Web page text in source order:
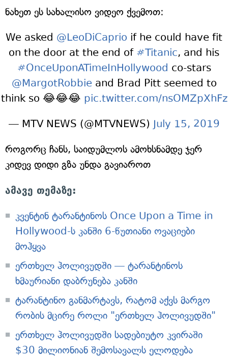
ნახეთ ეს სახალისო ვიდეო ქვემოთ:
We asked @LeoDiCaprio if he could have fit
on the door at the end of #Titanic, and his
#OnceUponATimeInHollywood co-stars
@MargotRobbie and Brad Pitt seemed to
think so 😂😂😂 pic.twitter.com/nsOMZpXhFz
— MTV NEWS (@MTVNEWS) July 15, 2019
როგორც ჩანს, საიდუმლოს ამოხსნამდე ჯერ
კიდევ დიდი გზა უნდა გავიაროთ
ამავე თემაზე:
კვენტინ ტარანტინოს Once Upon a Time in
Hollywood-ს კანში 6-წუთიანი ოვაციები
მოჰყვა
ერთხელ ჰოლივუდში — ტარანტინოს
ხმაურიანი დაბრუნება კანში
ტარანტინო განმარტავს, რატომ აქვს მარგო
რობის მცირე როლი "ერთხელ ჰოლივუდში"
ერთხელ ჰოლივუდში სადებიუტო კვირაში
$30 მილიონიან შემოსავალს ელოდება